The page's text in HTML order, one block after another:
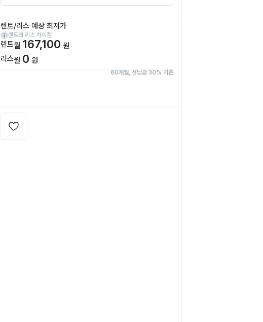
렌트/리스 예상 최저가
렌트와 리스 차이점
렌트월 167,100 원
리스월 0 원
60개월, 선납금 30% 기준